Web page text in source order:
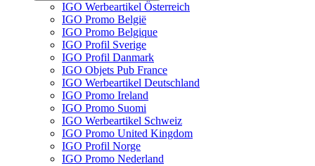
IGO Werbeartikel Österreich
IGO Promo België
IGO Promo Belgique
IGO Profil Sverige
IGO Profil Danmark
IGO Objets Pub France
IGO Werbeartikel Deutschland
IGO Promo Ireland
IGO Promo Suomi
IGO Werbeartikel Schweiz
IGO Promo United Kingdom
IGO Profil Norge
IGO Promo Nederland